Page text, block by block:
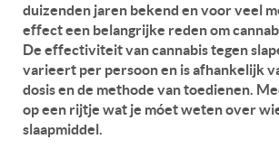
duizenden jaren bekend en voor veel
effect een belangrijke reden om
De effectiviteit van cannabis tegen
varieert per persoon en is afhankelijk
dosis en de methode van toedienen.
op een rijtje wat je móet weten over
slaapmiddel.